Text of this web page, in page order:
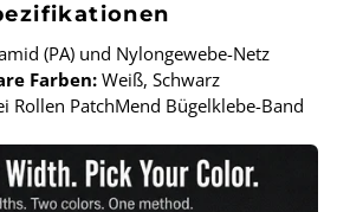
(PA) und Nylongewebe-Netz
Farben: Weiß, Schwarz
Rollen PatchMend Bügelklebe-Band